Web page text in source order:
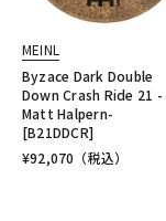
MEINL
Byzace Dark Double
Down Crash Ride 21 -
Matt Halpern-
[B21DDCR]
¥92,070 （税込）